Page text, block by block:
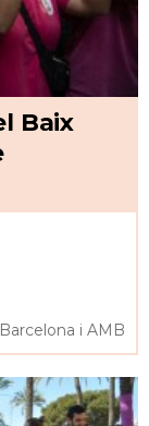
Baix
Barcelona i AMB